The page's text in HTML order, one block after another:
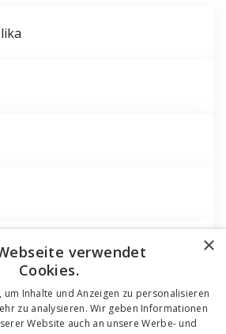
×
verwendet
Cookies.
um Inhalte und Anzeigen zu personalisieren
zu analysieren. Wir geben Informationen
Website auch an unsere Werbe- und